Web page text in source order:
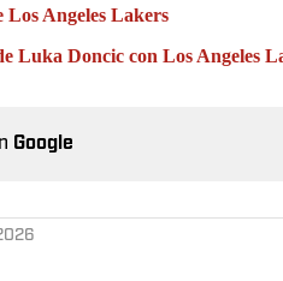
Los Angeles Lakers
Luka Doncic con Los Angeles
Google